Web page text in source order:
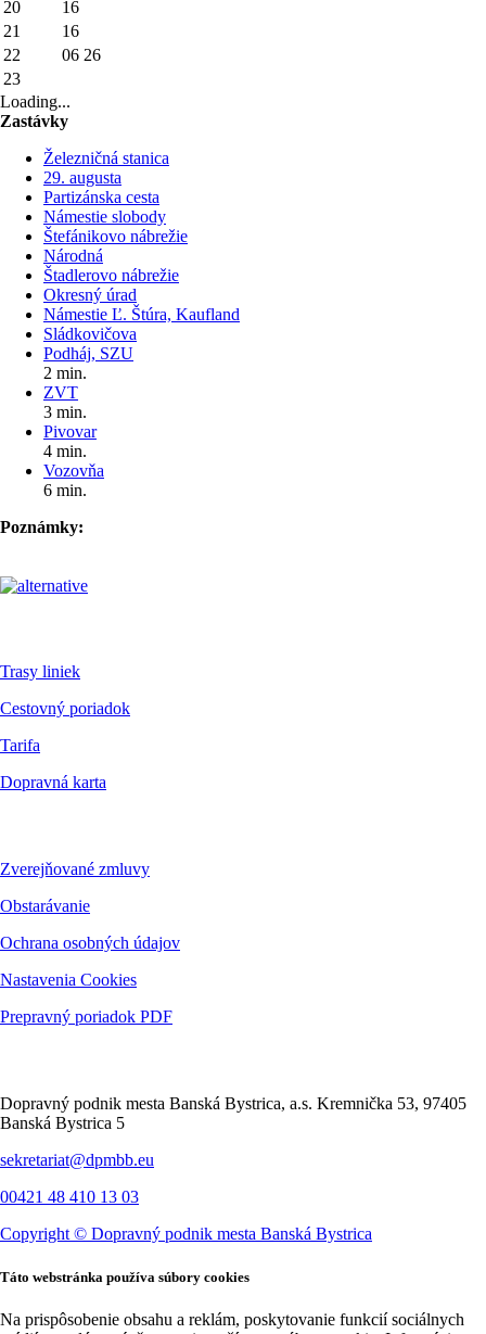
20
16
21
16
22
06 26
23
Loading...
Zastávky
Železničná stanica
29. augusta
Partizánska cesta
Námestie slobody
Štefánikovo nábrežie
Národná
Štadlerovo nábrežie
Okresný úrad
Námestie Ľ. Štúra, Kaufland
Sládkovičova
Podháj, SZU
2 min.
ZVT
3 min.
Pivovar
4 min.
Vozovňa
6 min.
Poznámky:
Trasy liniek
Cestovný poriadok
Tarifa
Dopravná karta
Zverejňované zmluvy
Obstarávanie
Ochrana osobných údajov
Nastavenia Cookies
Prepravný poriadok PDF
Dopravný podnik mesta Banská Bystrica, a.s. Kremnička 53, 97405
Banská Bystrica 5
sekretariat@dpmbb.eu
00421 48 410 13 03
Copyright © Dopravný podnik mesta Banská Bystrica
Táto webstránka používa súbory cookies
Na prispôsobenie obsahu a reklám, poskytovanie funkcií sociálnych